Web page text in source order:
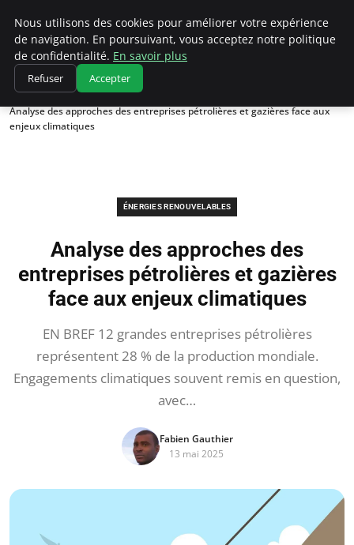
Climatedebtagents
Accueil
Énergies Renouvelables
Analyse des approches des entreprises pétrolières et gazières face aux
enjeux climatiques
ÉNERGIES RENOUVELABLES
Analyse des approches des
entreprises pétrolières et gazières
face aux enjeux climatiques
EN BREF 12 grandes entreprises pétrolières
représentent 28 % de la production mondiale.
Engagements climatiques souvent remis en question,
avec…
Fabien Gauthier
13 mai 2025
Nous utilisons des cookies pour améliorer votre expérience
de navigation. En poursuivant, vous acceptez notre politique
de confidentialité. En savoir plus
Refuser Accepter